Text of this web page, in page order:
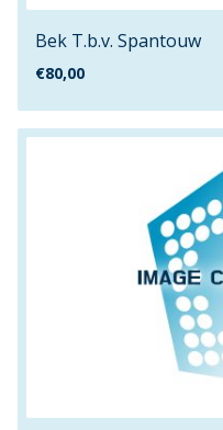
Bek T.b.v. Spantouw
€80,00